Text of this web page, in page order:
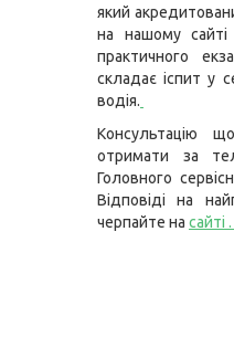
який
на нашому
практичного
складає іспит у
водія.
Консультацію
отримати за
Головного
Відповіді на
черпайте на сайті .